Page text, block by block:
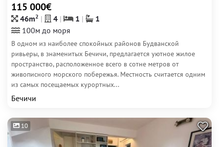
115 000€
46m2 4 1
1
100м до моря
В одном из наиболее спокойных районов Будванской
ривьеры, в знаменитых Бечичи, предлагается уютное жилое
пространство, расположенное всего в сотне метров от
живописного морского побережья. Местность считается одним
из самых посещаемых курортных...
Бечичи
10